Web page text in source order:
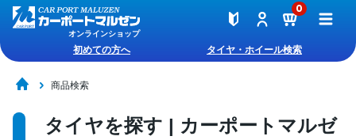
オンラインショップ
0
初めての方へ タイヤ・ホイール検索
商品検索
タイヤを探す | カーポートマルゼ